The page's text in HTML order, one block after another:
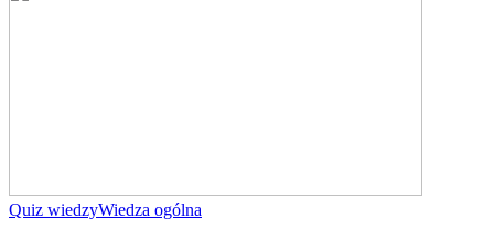
Quiz wiedzyWiedza ogólna